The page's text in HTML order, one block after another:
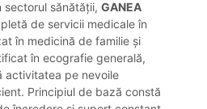
sectorul sănătății, GANEA
de servicii medicale în
în medicină de familie și
în ecografie generală,
activitatea pe nevoile
Principiul de bază constă